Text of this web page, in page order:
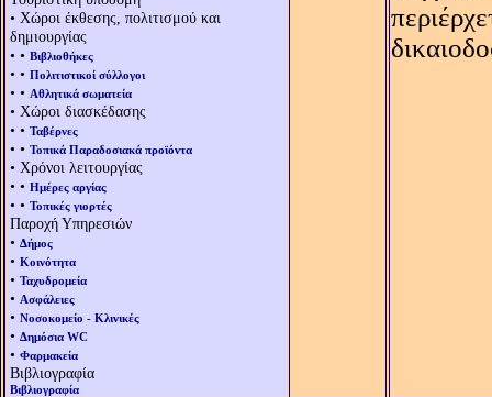
• Χώροι έκθεσης, πολιτισμού και
δημιουργίας
• • Βιβλιοθήκες
• • Πολιτιστικοί σύλλογοι
• • Αθλητικά σωματεία
• Χώροι διασκέδασης
• • Ταβέρνες
• • Τοπικά Παραδοσιακά προϊόντα
• Χρόνοι λειτουργίας
• • Ημέρες αργίας
• • Τοπικές γιορτές
Παροχή Υπηρεσιών
• Δήμος
• Κοινότητα
• Ταχυδρομεία
• Ασφάλειες
• Νοσοκομείο - Κλινικές
• Δημόσια WC
• Φαρμακεία
Βιβλιογραφία
Βιβλιογραφία